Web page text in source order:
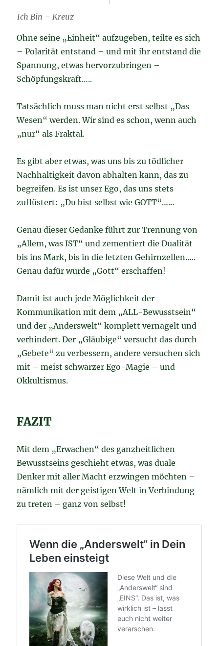
Ich Bin – Kreuz
Ohne seine „Einheit“ aufzugeben, teilte es sich
– Polarität entstand – und mit ihr entstand die
Spannung, etwas hervorzubringen –
Schöpfungskraft…..
Tatsächlich muss man nicht erst selbst „Das
Wesen“ werden. Wir sind es schon, wenn auch
„nur“ als Fraktal.
Es gibt aber etwas, was uns bis zu tödlicher
Nachhaltigkeit davon abhalten kann, das zu
begreifen. Es ist unser Ego, das uns stets
zuflüstert: „Du bist selbst wie GOTT“……
Genau dieser Gedanke führt zur Trennung von
„Allem, was IST“ und zementiert die Dualität
bis ins Mark, bis in die letzten Gehirnzellen…..
Genau dafür wurde „Gott“ erschaffen!
Damit ist auch jede Möglichkeit der
Kommunikation mit dem „ALL-Bewusstsein“
und der „Anderswelt“ komplett vernagelt und
verhindert. Der „Gläubige“ versucht das durch
„Gebete“ zu verbessern, andere versuchen sich
mit – meist schwarzer Ego-Magie – und
Okkultismus.
FAZIT
Mit dem „Erwachen“ des ganzheitlichen
Bewusstseins geschieht etwas, was duale
Denker mit aller Macht erzwingen möchten –
nämlich mit der geistigen Welt in Verbindung
zu treten – ganz von selbst!